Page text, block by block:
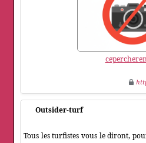
Outsider-turf
Tous les turfistes vous le diront,